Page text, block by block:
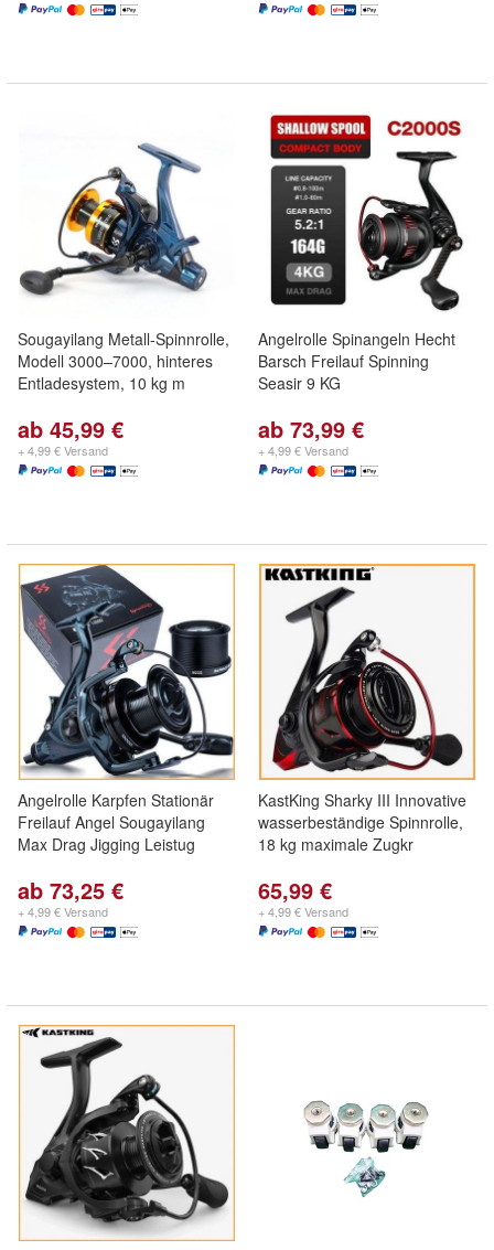
Sougayilang Metall-Spinnrolle,
Modell 3000–7000, hinteres
Entladesystem, 10 kg m
ab 45,99 €
+ 4,99 € Versand
Angelrolle Spinangeln Hecht
Barsch Freilauf Spinning
Seasir 9 KG
ab 73,99 €
+ 4,99 € Versand
Angelrolle Karpfen Stationär
Freilauf Angel Sougayilang
Max Drag Jigging Leistug
ab 73,25 €
+ 4,99 € Versand
KastKing Sharky III Innovative
wasserbeständige Spinnrolle,
18 kg maximale Zugkr
65,99 €
+ 4,99 € Versand